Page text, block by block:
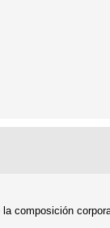
composición